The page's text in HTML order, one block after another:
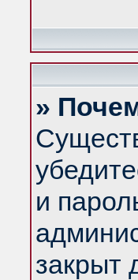
»
и
закрыт